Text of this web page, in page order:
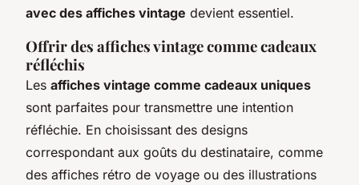
avec des affiches vintage devient essentiel.
Offrir des affiches vintage comme cadeaux
réfléchis
Les affiches vintage comme cadeaux uniques
sont parfaites pour transmettre une intention
réfléchie. En choisissant des designs
correspondant aux goûts du destinataire, comme
des affiches rétro de voyage ou des illustrations